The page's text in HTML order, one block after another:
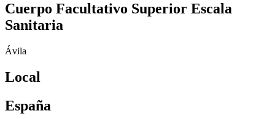
Cuerpo Facultativo Superior Escala
Sanitaria
Ávila
Local
España